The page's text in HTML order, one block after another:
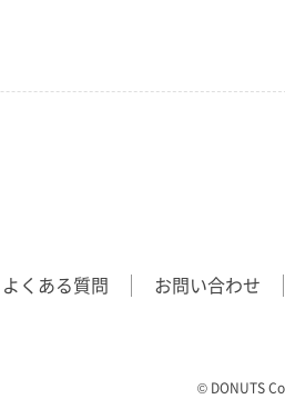
よくある質問 お問い合わせ
©︎ DONUTS